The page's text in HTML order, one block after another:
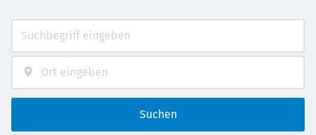
Suchen